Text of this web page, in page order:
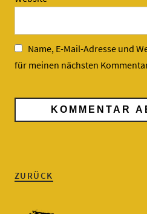
Name, E-Mail-Adresse und
für meinen nächsten
ZURÜCK